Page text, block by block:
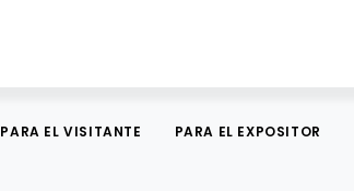
PARA EL VISITANTE PARA EL EXPOSITOR